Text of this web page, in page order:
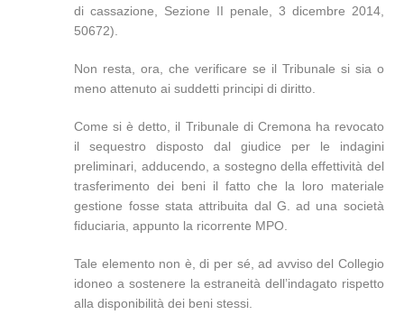
di cassazione, Sezione II penale, 3 dicembre 2014,
50672).
Non resta, ora, che verificare se il Tribunale si sia o
meno attenuto ai suddetti principi di diritto.
Come si è detto, il Tribunale di Cremona ha revocato
il sequestro disposto dal giudice per le indagini
preliminari, adducendo, a sostegno della effettività del
trasferimento dei beni il fatto che la loro materiale
gestione fosse stata attribuita dal G. ad una società
fiduciaria, appunto la ricorrente MPO.
Tale elemento non è, di per sé, ad avviso del Collegio
idoneo a sostenere la estraneità dell’indagato rispetto
alla disponibilità dei beni stessi.